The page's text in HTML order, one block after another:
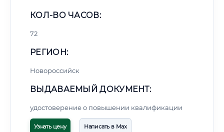
КОЛ-ВО ЧАСОВ:
72
РЕГИОН:
Новороссийск
ВЫДАВАЕМЫЙ ДОКУМЕНТ:
удостоверение о повышении квалификации
Узнать цену Написать в Max